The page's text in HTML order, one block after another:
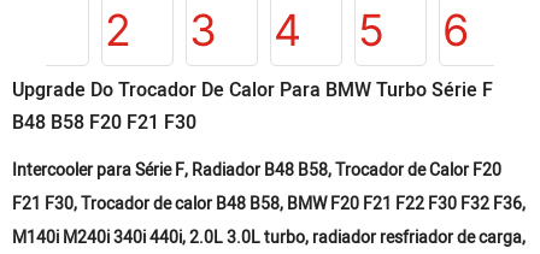
Upgrade Do Trocador De Calor Para BMW Turbo Série F
B48 B58 F20 F21 F30
Intercooler para Série F, Radiador B48 B58, Trocador de Calor F20
F21 F30, Trocador de calor B48 B58, BMW F20 F21 F22 F30 F32 F36,
M140i M240i 340i 440i, 2.0L 3.0L turbo, radiador resfriador de carga,